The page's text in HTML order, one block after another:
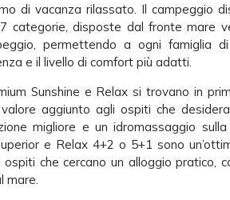
di vacanza rilassato. Il campeggio
categorie, disposte dal fronte mare
permettendo a ogni famiglia
e il livello di comfort più adatti.
Sunshine e Relax si trovano in
aggiunto agli ospiti che
migliore e un idromassaggio
e Relax 4+2 o 5+1 sono
che cercano un alloggio pratico,
mare.